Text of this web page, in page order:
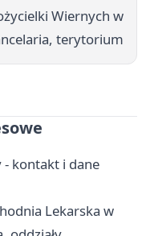
Wiernych w
terytorium
kontakt i dane
Lekarska w